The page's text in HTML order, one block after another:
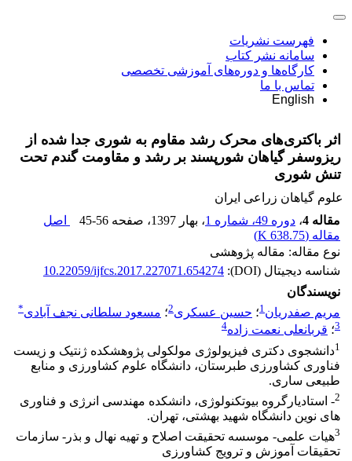
فهرست نشریات
سامانه نشر کتاب
کارگاه‌ها و دوره‌های آموزشی تخصصی
تماس با ما
English
اثر باکتری‌های محرک رشد مقاوم به شوری جدا شده از
ریزوسفر گیاهان شورپسند بر رشد و مقاومت گندم تحت
تنش شوری
علوم گیاهان زراعی ایران
مقاله 4
، دوره 49، شماره 1 ، بهار 1397 ، صفحه 45-56
اصل
مقاله (638.75 K
)
نوع مقاله: مقاله پژوهشی
شناسه دیجیتال (DOI):
10.22059/ijfcs.2017.227071.654274
نویسندگان
مریم صفدریان1؛ حسین عسکری2؛ مسعود سلطانی نجف آبادی*
3؛ قربانعلی نعمت زاده4
1دانشجوی دکتری فیزیولوژی مولکولی پژوهشکده ژنتیک و زیست
فناوری کشاورزی طبرستان، دانشگاه علوم کشاورزی و منابع
طبیعی ساری.
2- استادیارگروه بیوتکنولوژی، دانشکده مهندسی انرژی و فناوری
های نوین دانشگاه شهید بهشتی، تهران.
3هیات علمی- موسسه تحقیقت اصلاح و تهیه نهال و بذر- سازمات
تحقیقات آموزش و ترویج کشاورزی